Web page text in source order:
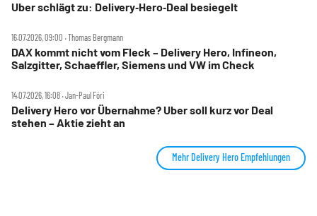
Uber schlägt zu: Delivery‑Hero‑Deal besiegelt
16.07.2026, 09:00 ‧ Thomas Bergmann
DAX kommt nicht vom Fleck – Delivery Hero, Infineon,
Salzgitter, Schaeffler, Siemens und VW im Check
14.07.2026, 16:08 ‧ Jan-Paul Fóri
Delivery Hero vor Übernahme? Uber soll kurz vor Deal
stehen – Aktie zieht an
Mehr Delivery Hero Empfehlungen